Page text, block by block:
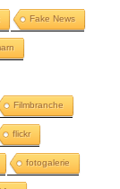
Fake News
Filmbranche
flickr
fotogalerie